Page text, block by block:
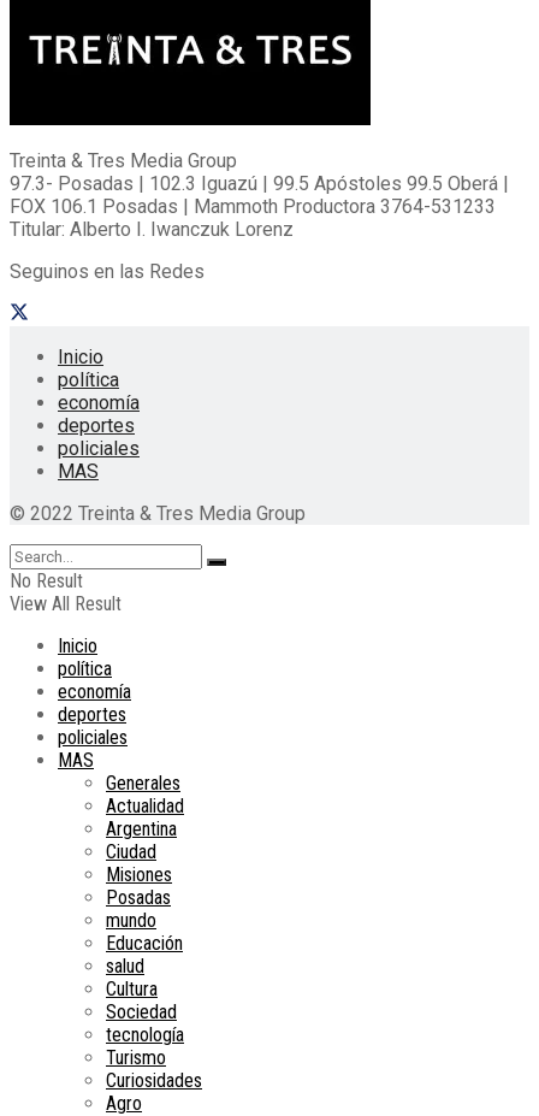
Treinta & Tres Media Group
97.3- Posadas | 102.3 Iguazú | 99.5 Apóstoles 99.5 Oberá |
FOX 106.1 Posadas | Mammoth Productora 3764-531233
Titular: Alberto I. Iwanczuk Lorenz
Seguinos en las Redes
Inicio
política
economía
deportes
policiales
MAS
© 2022 Treinta & Tres Media Group
No Result
View All Result
Inicio
política
economía
deportes
policiales
MAS
Generales
Actualidad
Argentina
Ciudad
Misiones
Posadas
mundo
Educación
salud
Cultura
Sociedad
tecnología
Turismo
Curiosidades
Agro